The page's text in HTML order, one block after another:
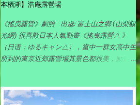
本栖湖】浩庵露營場
《搖曳露營》劇照 出處: 富士山之鄉 (山梨觀
光網) 很喜歡日本人氣動畫《搖曳露營△ 》
（日语：ゆるキャン△），當中一群女高中生
所到的東京近郊露營場其景色都很美，動畫畫
動的點滴，完全帶出露營悠閑愜意的樂趣。